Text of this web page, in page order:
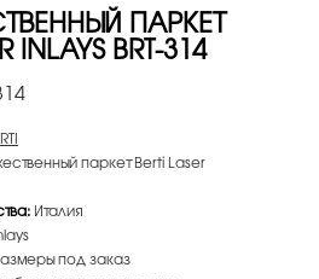
ПАРКЕТ
INLAYS BRT-314
паркет Berti Laser
Италия
под заказ